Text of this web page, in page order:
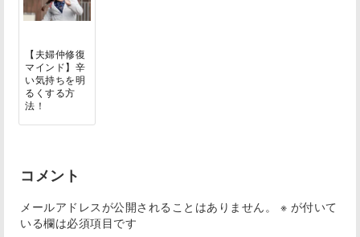
【夫婦仲修復
マインド】辛
い気持ちを明
るくする方
法！
コメント
メールアドレスが公開されることはありません。 ※ が付いて
いる欄は必須項目です